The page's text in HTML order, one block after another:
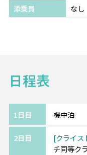
部屋
ーン
選択
部
添乗員
なし
日程表
1日目 機中泊
2日目 クライス
チ同等ク